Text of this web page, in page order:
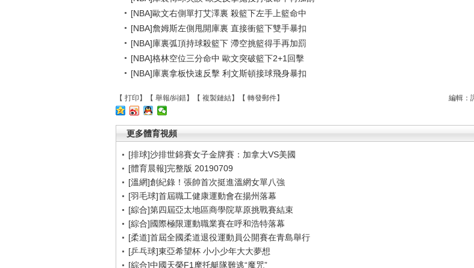
[NBA]歐文右側單打艾澤裏 殺籃下左手上籃命中
[NBA]詹姆斯左側甩開庫裏 直接衝籃下雙手暴扣
[NBA]庫裏弧頂持球殺籃下 滯空挑籃得手再加罰
[NBA]格林空位三分命中 歐文突破籃下2+1回擊
[NBA]庫裏拿板快速反擊 利文斯頓接球飛身暴扣
編輯：
【 打印 】【 舉報/糾錯】【 複製鏈結】【 轉發郵件】
更多體育視頻
[排球]沙排世錦賽女子金牌賽：加拿大VS美國
[體育晨報]完整版 20190709
[溫網]創紀錄！張帥首次挺進溫網女單八強
[羽毛球]首屆職工健康運動會在揚州落幕
[綜合]第四屆亞太地區商學院草原挑戰賽結束
[綜合]國際極限運動職業賽在呼和浩特落幕
[柔道]首屆全國柔道退役運動員公開賽在青島舉行
[乒乓球]東亞希望杯 小小少年大大夢想
[綜合]中國天榮F1摩托艇隊難逃“魔咒”